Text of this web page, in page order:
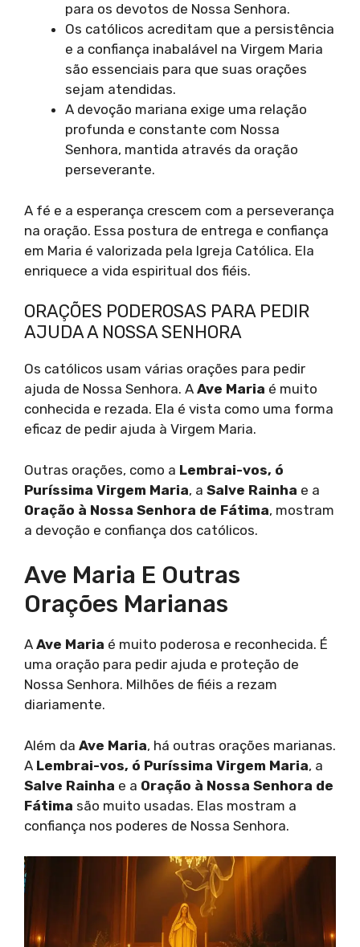
para os devotos de Nossa Senhora.
Os católicos acreditam que a persistência
e a confiança inabalável na Virgem Maria
são essenciais para que suas orações
sejam atendidas.
A devoção mariana exige uma relação
profunda e constante com Nossa
Senhora, mantida através da oração
perseverante.
A fé e a esperança crescem com a perseverança
na oração. Essa postura de entrega e confiança
em Maria é valorizada pela Igreja Católica. Ela
enriquece a vida espiritual dos fiéis.
ORAÇÕES PODEROSAS PARA PEDIR
AJUDA A NOSSA SENHORA
Os católicos usam várias orações para pedir
ajuda de Nossa Senhora. A Ave Maria é muito
conhecida e rezada. Ela é vista como uma forma
eficaz de pedir ajuda à Virgem Maria.
Outras orações, como a Lembrai-vos, ó
Puríssima Virgem Maria, a Salve Rainha e a
Oração à Nossa Senhora de Fátima, mostram
a devoção e confiança dos católicos.
Ave Maria E Outras
Orações Marianas
A Ave Maria é muito poderosa e reconhecida. É
uma oração para pedir ajuda e proteção de
Nossa Senhora. Milhões de fiéis a rezam
diariamente.
Além da Ave Maria, há outras orações marianas.
A Lembrai-vos, ó Puríssima Virgem Maria, a
Salve Rainha e a Oração à Nossa Senhora de
Fátima são muito usadas. Elas mostram a
confiança nos poderes de Nossa Senhora.